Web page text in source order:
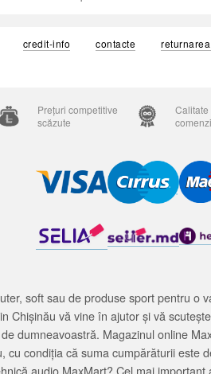
credit-info contacte
Prețuri competitive
scăzute
Calitate
soft sau de produse sport pentru
Chișinău vă vine în ajutor și vă
dumneavoastră. Magazinul online
cu condiția că suma cumpărăturii
audio MaxMart? Cel mai